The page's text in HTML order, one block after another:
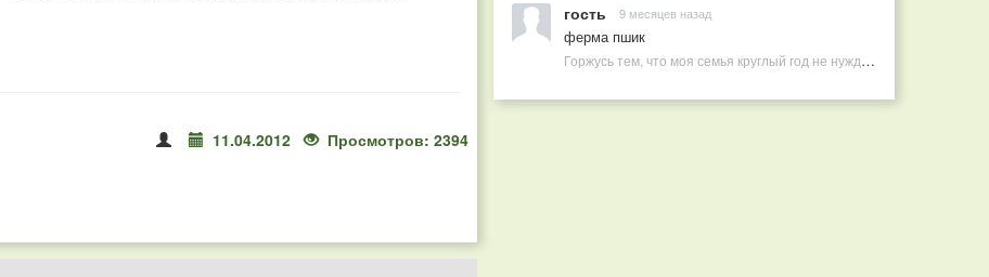
11.04.2012 Просмотров: 2394
гость 9 месяцев назад
ферма пшик
Горжусь тем, что моя семья круглый год не нуждается в покупных витаминах